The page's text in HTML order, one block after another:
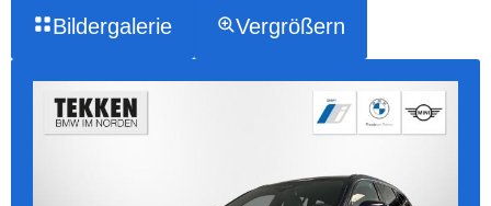
Bildergalerie Vergrößern